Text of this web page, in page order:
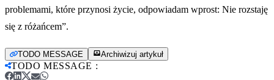
problemami, które przynosi życie, odpowiadam wprost: Nie rozstaję
się z różańcem”.
TODO MESSAGE Archiwizuj artykuł
TODO MESSAGE :